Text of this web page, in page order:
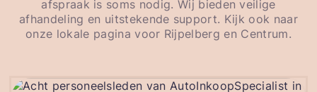
afspraak is soms nodig. Wij bieden veilige
afhandeling en uitstekende support. Kijk ook naar
onze lokale pagina voor Rijpelberg en Centrum.